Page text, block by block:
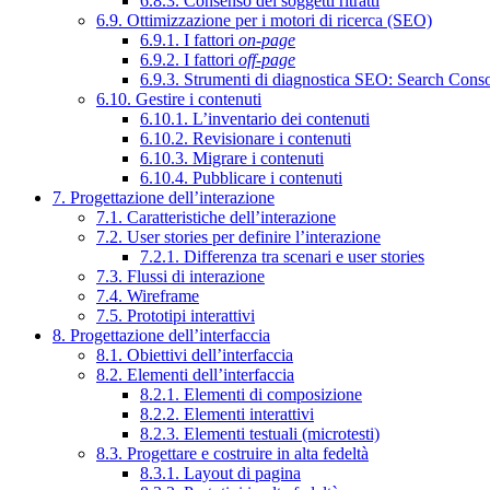
6.9. Ottimizzazione per i motori di ricerca (SEO)
6.9.1. I fattori on-page
6.9.2. I fattori off-page
6.9.3. Strumenti di diagnostica SEO: Search
6.10. Gestire i contenuti
6.10.1. L’inventario dei contenuti
6.10.2. Revisionare i contenuti
6.10.3. Migrare i contenuti
6.10.4. Pubblicare i contenuti
7. Progettazione dell’interazione
7.1. Caratteristiche dell’interazione
7.2. User stories per definire l’interazione
7.2.1. Differenza tra scenari e user stories
7.3. Flussi di interazione
7.4. Wireframe
7.5. Prototipi interattivi
8. Progettazione dell’interfaccia
8.1. Obiettivi dell’interfaccia
8.2. Elementi dell’interfaccia
8.2.1. Elementi di composizione
8.2.2. Elementi interattivi
8.2.3. Elementi testuali (microtesti)
8.3. Progettare e costruire in alta fedeltà
8.3.1. Layout di pagina